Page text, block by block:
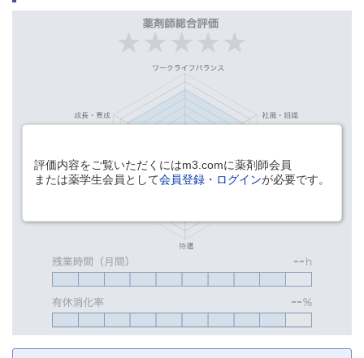
評価内容をご覧いただくにはm3.comに薬剤師会員
または薬学生会員として会員登録・ログインが必要です。